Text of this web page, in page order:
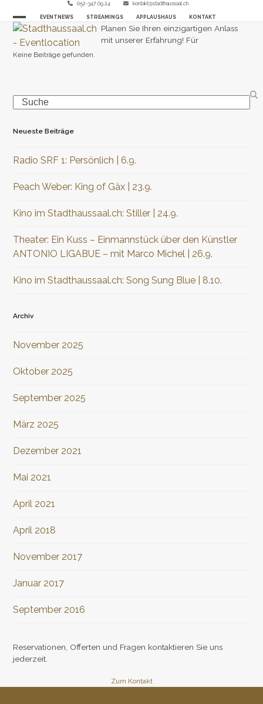
content
052-347 09 24 kontakt@stadthaussaal.ch
EVENTNEWS STREAMINGS APPLAUSHAUS KONTAKT
Open
mobile
Close
mobile
Keine Beiträge gefunden.
Search
Neueste Beiträge
Radio SRF 1: Persönlich | 6.9.
Peach Weber: King of Gäx | 23.9.
Kino im Stadthaussaal.ch: Stiller | 24.9.
Theater: Ein Kuss – Einmannstück über den Künstler
ANTONIO LIGABUE – mit Marco Michel | 26.9.
Kino im Stadthaussaal.ch: Song Sung Blue | 8.10.
Archiv
November 2025
Oktober 2025
September 2025
März 2025
Dezember 2021
Mai 2021
April 2021
April 2018
November 2017
Januar 2017
September 2016
Planen Sie Ihren einzigartigen Anlass
mit unserer Erfahrung! Für
Reservationen, Offerten und Fragen kontaktieren Sie uns
jederzeit.
Zum Kontakt